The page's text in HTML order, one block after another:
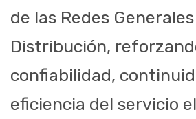
de las Redes
Distribución,
confiabilidad,
eficiencia del servicio